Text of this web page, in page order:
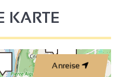
KARTE
Anreise